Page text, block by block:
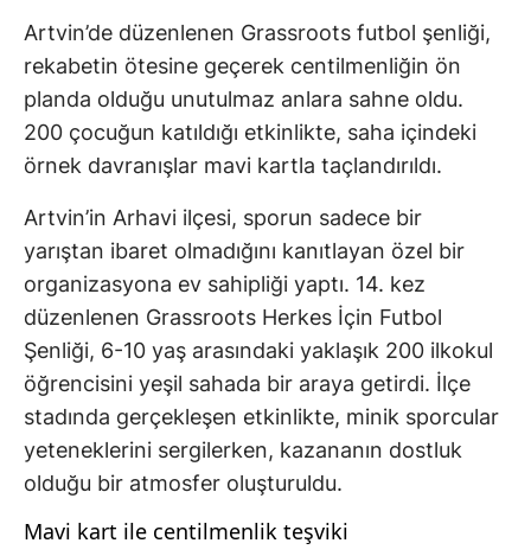
Artvin’de düzenlenen Grassroots futbol şenliği,
rekabetin ötesine geçerek centilmenliğin ön
planda olduğu unutulmaz anlara sahne oldu.
200 çocuğun katıldığı etkinlikte, saha içindeki
örnek davranışlar mavi kartla taçlandırıldı.
Artvin’in Arhavi ilçesi, sporun sadece bir
yarıştan ibaret olmadığını kanıtlayan özel bir
organizasyona ev sahipliği yaptı. 14. kez
düzenlenen Grassroots Herkes İçin Futbol
Şenliği, 6-10 yaş arasındaki yaklaşık 200 ilkokul
öğrencisini yeşil sahada bir araya getirdi. İlçe
stadında gerçekleşen etkinlikte, minik sporcular
yeteneklerini sergilerken, kazananın dostluk
olduğu bir atmosfer oluşturuldu.
Mavi kart ile centilmenlik teşviki